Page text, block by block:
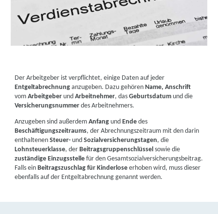
Der Arbeitgeber ist verpflichtet, einige Daten auf jeder
Entgeltabrechnung anzugeben. Dazu gehörenName, Anschrift
vom ArbeitgeberundArbeitnehmer, dasGeburtsdatum und die
Versicherungsnummer des Arbeitnehmers.
Anzugeben sind außerdem Anfang undEnde des
Beschäftigungszeitraums, der Abrechnungszeitraum mit den darin
enthaltenenSteuer- undSozialversicherungstagen, die
Lohnsteuerklasse, derBeitragsgruppenschlüssel sowie die
zuständige Einzugsstelle für den Gesamtsozialversicherungsbeitrag.
Falls einBeitragszuschlag für Kinderlose erhoben wird, muss dieser
ebenfalls auf der Entgeltabrechnung genannt werden.